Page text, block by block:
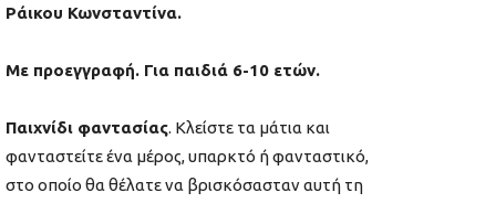
Ράικου Κωνσταντίνα.
Με προεγγραφή. Για παιδιά 6-10 ετών.
Παιχνίδι φαντασίας. Κλείστε τα μάτια και
φανταστείτε ένα μέρος, υπαρκτό ή φανταστικό,
στο οποίο θα θέλατε να βρισκόσασταν αυτή τη